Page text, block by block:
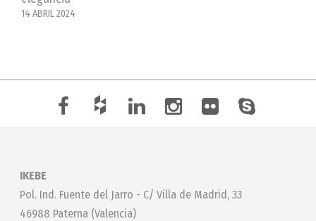
14 ABRIL 2024
IKEBE
Pol. Ind. Fuente del Jarro - C/ Villa de Madrid, 33
46988 Paterna (Valencia)